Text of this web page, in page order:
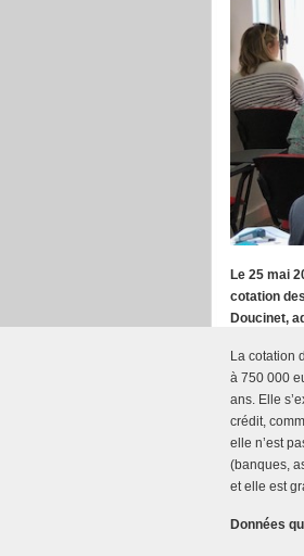
Le 25 mai
cotation
Doucinet,
La cotation
à 750 000
ans. Elle
crédit,
elle n’est
(banques,
et elle est
Données